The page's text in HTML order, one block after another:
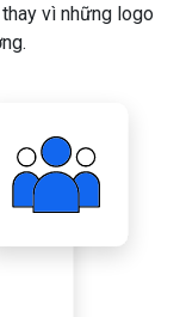
vì những logo